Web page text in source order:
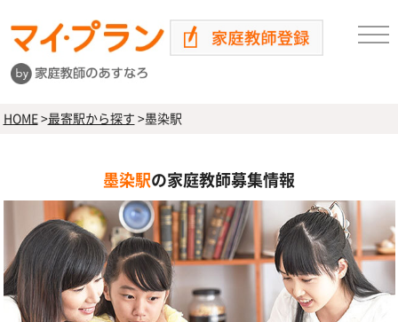
HOME>最寄駅から探す >墨染駅
墨染駅の家庭教師募集情報